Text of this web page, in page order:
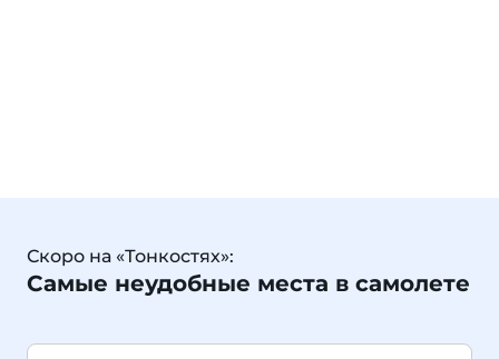
Скоро на «Тонкостях»:
Самые неудобные места в самолете